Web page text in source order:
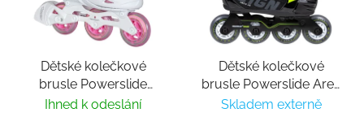
Dětské kolečkové
brusle Powerslide
Universe Pink II
Ihned k odeslání
Dětské kolečkové
brusle Powerslide Ares
Junior adj.
Skladem externě